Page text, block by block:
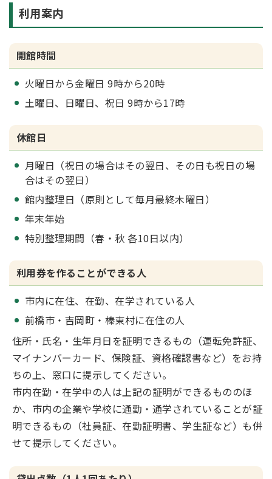
利用案内
開館時間
火曜日から金曜日 9時から20時
土曜日、日曜日、祝日 9時から17時
休館日
月曜日（祝日の場合はその翌日、その日も祝日の場
合はその翌日）
館内整理日（原則として毎月最終木曜日）
年末年始
特別整理期間（春・秋 各10日以内）
利用券を作ることができる人
市内に在住、在勤、在学されている人
前橋市・吉岡町・榛東村に在住の人
住所・氏名・生年月日を証明できるもの（運転免許証、
マイナンバーカード、保険証、資格確認書など）をお持
ちの上、窓口に提示してください。
市内在勤・在学中の人は上記の証明ができるもののほ
か、市内の企業や学校に通勤・通学されていることが証
明できるもの（社員証、在勤証明書、学生証など）も併
せて提示してください。